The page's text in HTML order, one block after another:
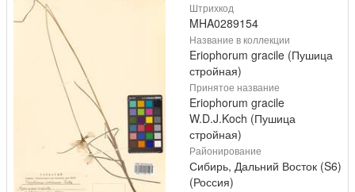
Штрихкод
MHA0289154
Название в коллекции
Eriophorum gracile (Пушица
стройная)
Принятое название
Eriophorum gracile
W.D.J.Koch (Пушица
стройная)
Районирование
Сибирь, Дальний Восток (S6)
(Россия)